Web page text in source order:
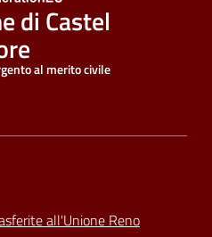
di Castel
al merito civile
all'Unione Reno